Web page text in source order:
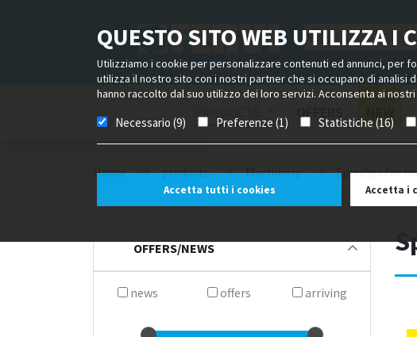
QUESTO SITO WEB UTILIZZA I
Utilizziamo i cookie per personalizzare contenuti ed annunci, per
utilizza il nostro sito con i nostri partner che si occupano di
hanno raccolto dal suo utilizzo dei loro servizi. Acconsenta ai
Necessario (9) Preferenze (1) Statistiche (16)
Accetta tutti i cookies Accetta i
PRODUCTS OFFERS
Home products Machinery Spindles for
OFFERS/NEWS
news offers arriving